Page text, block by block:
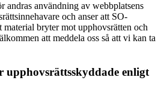
andras användning av webbplatsens
och anser att SO-
bryter mot upphovsrätten och
att meddela oss så att vi kan ta
upphovsrättsskyddade enligt